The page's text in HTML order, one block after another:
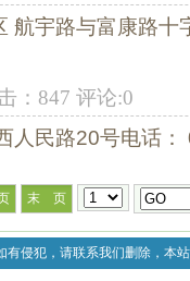
航宇路与富康路十
：847 评论:0
人民路20号电话
末 页
侵犯，请联系我们删除，本